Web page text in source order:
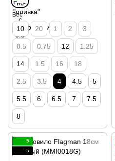
Вес
10 20 1 2 3
0.5 0.75 12 1.25
14 1.5 16 18
2.5 3.5 4 4.5 5
5.5 6 6.5 7 7.5
8
5
5